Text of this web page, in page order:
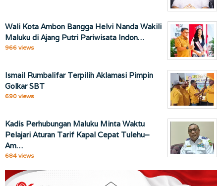
Wali Kota Ambon Bangga Helvi Nanda Wakili
Maluku di Ajang Putri Pariwisata Indon…
966 views
Ismail Rumbalifar Terpilih Aklamasi Pimpin
Golkar SBT
690 views
Kadis Perhubungan Maluku Minta Waktu
Pelajari Aturan Tarif Kapal Cepat Tulehu–
Am…
684 views